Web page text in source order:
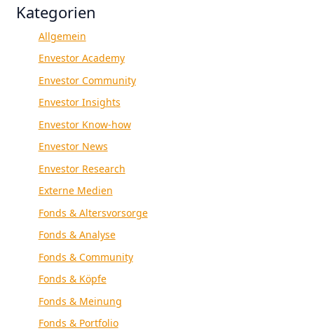
Kategorien
Allgemein
Envestor Academy
Envestor Community
Envestor Insights
Envestor Know-how
Envestor News
Envestor Research
Externe Medien
Fonds & Altersvorsorge
Fonds & Analyse
Fonds & Community
Fonds & Köpfe
Fonds & Meinung
Fonds & Portfolio